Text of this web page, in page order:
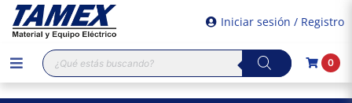
Iniciar sesión / Registro
Búsqueda
de
productos
0